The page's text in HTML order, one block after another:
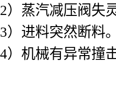
2）蒸汽减压阀失
3）进料突然断料。
4）机械有异常撞